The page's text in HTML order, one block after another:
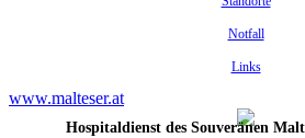
Notfall
Links
www.malteser.at
Hospitaldienst des Souveränen